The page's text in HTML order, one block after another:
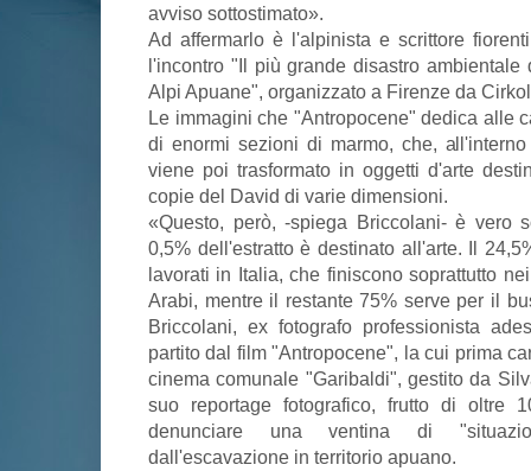
avviso sottostimato».
Ad affermarlo è l'alpinista e scrittore
l'incontro "Il più grande disastro
Alpi Apuane", organizzato a Firenze da
Le immagini che "Antropocene" dedica alle
di enormi sezioni di marmo, che,
viene poi trasformato in oggetti d'arte
copie del David di varie dimensioni.
«Questo, però, -spiega Briccolani- è vero
0,5% dell'estratto è destinato all'arte. Il
lavorati in Italia, che finiscono soprattutto
Arabi, mentre il restante 75% serve per il
Briccolani, ex fotografo professionista
partito dal film "Antropocene", la cui prima
cinema comunale "Garibaldi", gestito da
suo reportage fotografico, frutto di oltre
denunciare una ventina di
dall'escavazione in territorio apuano.